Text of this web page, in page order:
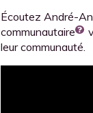
Écoutez André-
communautaire
leur communauté.